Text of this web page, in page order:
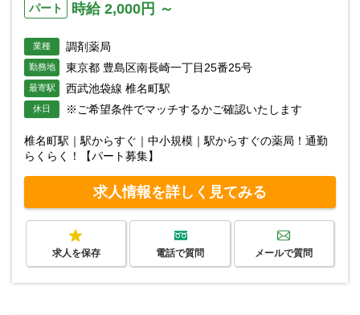
パート 時給 2,000円 ～
業種 調剤薬局
勤務地 東京都 豊島区南長崎一丁目25番25号
最寄駅 西武池袋線 椎名町駅
休日 ※ご希望条件でマッチするかご確認いたします
椎名町駅｜駅からすぐ｜中小規模｜駅からすぐの薬局！通勤
らくらく！【パート募集】
求人情報を詳しく見てみる
求人を保存 電話で質問 メールで質問